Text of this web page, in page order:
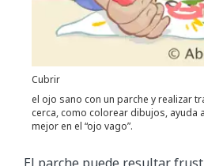
Cubrir
el ojo sano con un parche y realizar
cerca, como colorear dibujos, ayuda
mejor en el “ojo vago”.